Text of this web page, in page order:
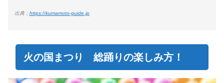
出典； https://kumamoto-guide.jp
火の国まつり 総踊りの楽しみ方！